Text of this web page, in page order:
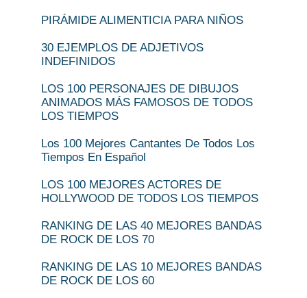
PIRÁMIDE ALIMENTICIA PARA NIÑOS
30 EJEMPLOS DE ADJETIVOS
INDEFINIDOS
LOS 100 PERSONAJES DE DIBUJOS
ANIMADOS MÁS FAMOSOS DE TODOS
LOS TIEMPOS
Los 100 Mejores Cantantes De Todos Los
Tiempos En Español
LOS 100 MEJORES ACTORES DE
HOLLYWOOD DE TODOS LOS TIEMPOS
RANKING DE LAS 40 MEJORES BANDAS
DE ROCK DE LOS 70
RANKING DE LAS 10 MEJORES BANDAS
DE ROCK DE LOS 60